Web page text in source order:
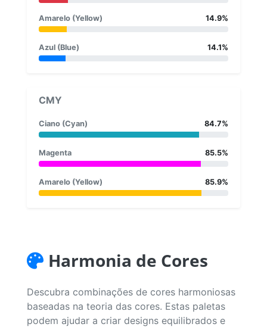
Amarelo (Yellow) 14.9%
Azul (Blue) 14.1%
CMY
Ciano (Cyan) 84.7%
Magenta 85.5%
Amarelo (Yellow) 85.9%
Harmonia de Cores
Descubra combinações de cores harmoniosas
baseadas na teoria das cores. Estas paletas
podem ajudar a criar designs equilibrados e